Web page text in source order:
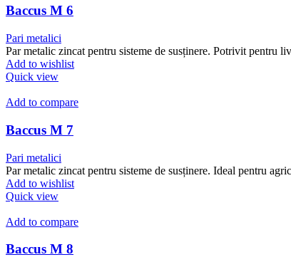
Baccus M 6
Pari metalici
Par metalic zincat pentru sisteme de susținere. Potrivit pentru
Add to wishlist
Quick view
Add to compare
Baccus M 7
Pari metalici
Par metalic zincat pentru sisteme de susținere. Ideal pentru
Add to wishlist
Quick view
Add to compare
Baccus M 8